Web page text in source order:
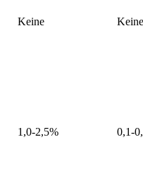
Keine
Keine
1,0-2,5% 0,1-